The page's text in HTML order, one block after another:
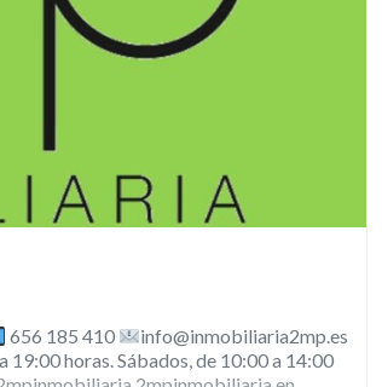
656 185 410
info@inmobiliaria2mp.es
19:00 horas. Sábados, de 10:00 a 14:00